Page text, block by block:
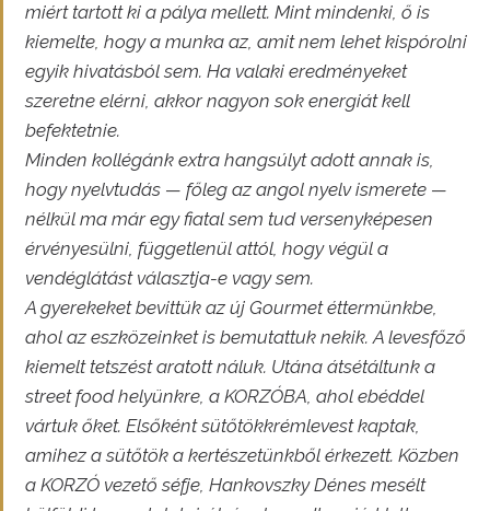
miért tartott ki a pálya mellett. Mint mindenki, ő is
kiemelte, hogy a munka az, amit nem lehet kispórolni
egyik hivatásból sem. Ha valaki eredményeket
szeretne elérni, akkor nagyon sok energiát kell
befektetnie.
Minden kollégánk extra hangsúlyt adott annak is,
hogy nyelvtudás — főleg az angol nyelv ismerete —
nélkül ma már egy fiatal sem tud versenyképesen
érvényesülni, függetlenül attól, hogy végül a
vendéglátást választja-e vagy sem.
A gyerekeket bevittük az új Gourmet éttermünkbe,
ahol az eszközeinket is bemutattuk nekik. A levesfőző
kiemelt tetszést aratott náluk. Utána átsétáltunk a
street food helyünkre, a KORZÓBA, ahol ebéddel
vártuk őket. Elsőként sütőtökkrémlevest kaptak,
amihez a sütőtök a kertészetünkből érkezett. Közben
a KORZÓ vezető séfje, Hankovszky Dénes mesélt